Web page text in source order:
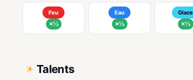
Feu
×½
Eau
×½
Glace
×½
Talents